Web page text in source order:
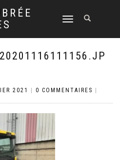
DÉPLIER
NAVIGATION
2021 0 COMMENTAIRES